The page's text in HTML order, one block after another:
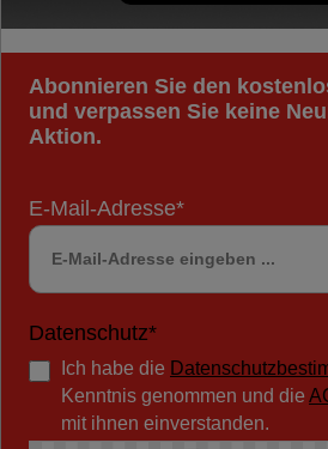
Abonnieren Sie den
und verpassen Sie keine
Aktion.
E-Mail-Adresse*
Datenschutz*
Ich habe die
Kenntnis genommen und die
mit ihnen einverstanden.